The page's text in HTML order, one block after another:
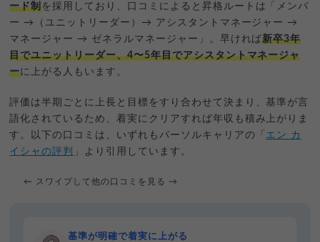
ード制を採用しており、口コミによると昇格ルートは「メンバ
ー →（ユニットリーダー）→ アシスタントマネージャー →
マネージャー → ゼネラルマネージャー」。早ければ新卒3年
目でユニットリーダー、4〜5年目でアシスタントマネージャ
ーに上がる人もいます。
評価は半期ごとに上長と目標をすり合わせて決まり、基準が言
語化されているため、着実にクリアすれば年収も積み上がりま
す。以下の口コミは、いずれもパーソルキャリアの「 エン カ
イシャの評判
」より引用しています。
← スワイプして他の口コミを見る →
基準が明確で着実に上がる